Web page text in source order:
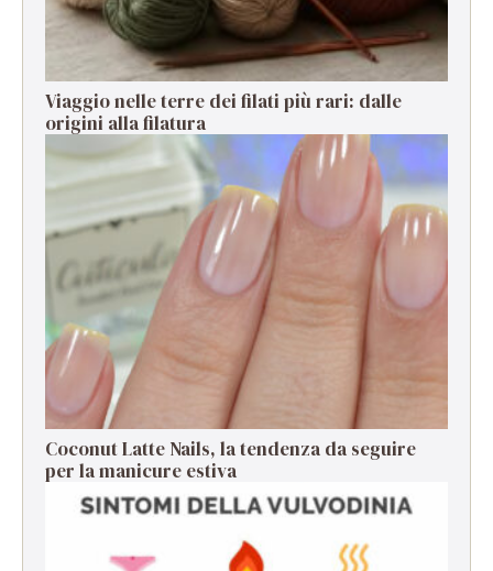
Viaggio nelle terre dei filati più rari: dalle
origini alla filatura
Coconut Latte Nails, la tendenza da seguire
per la manicure estiva